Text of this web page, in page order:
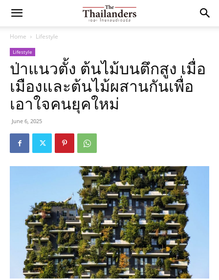
Home Lifestyle
Lifestyle
ป่าแนวตั้ง ต้นไม้บนตึกสูง เมื่อ
เมืองและต้นไม้ผสานกันเพื่อ
เอาใจคนยุคใหม่
June 6, 2025